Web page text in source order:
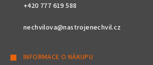
+420 777 619 588
nechvilova@nastrojenechvil.cz
INFORMACE O NÁKUPU